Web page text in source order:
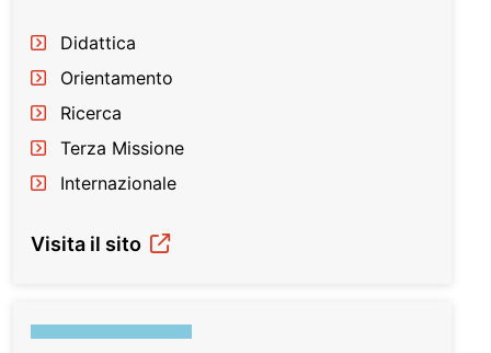
Didattica
Orientamento
Ricerca
Terza Missione
Internazionale
Visita il sito